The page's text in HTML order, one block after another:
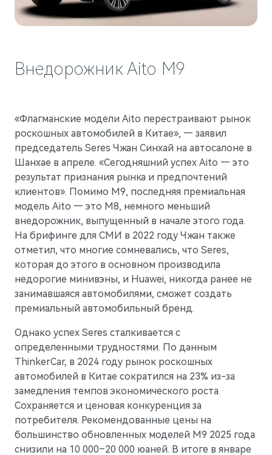
M9Флагманский интеллектуальный кроссовер
Скоро в продаже
Внедорожник Aito M9
«Флагманские модели Aito перестраивают рынок
роскошных автомобилей в Китае», — заявил
председатель Seres Чжан Синхай на автосалоне в
Шанхае в апреле. «Сегодняшний успех Aito — это
результат признания рынка и предпочтений
клиентов». Помимо M9, последняя премиальная
модель Aito — это M8, немного меньший
внедорожник, выпущенный в начале этого года.
На брифинге для СМИ в 2022 году Чжан также
отметил, что многие сомневались, что Seres,
которая до этого в основном производила
недорогие минивэны, и Huawei, никогда ранее не
занимавшаяся автомобилями, сможет создать
премиальный автомобильный бренд.
Однако успех Seres сталкивается с
определенными трудностями. По данным
ThinkerCar, в 2024 году рынок роскошных
автомобилей в Китае сократился на 23% из-за
замедления темпов экономического роста.
Сохраняется и ценовая конкуренция за
потребителя. Рекомендованные цены на
большинство обновленных моделей M9 2025 года
снизили на 10 000–20 000 юаней. В итоге в январе